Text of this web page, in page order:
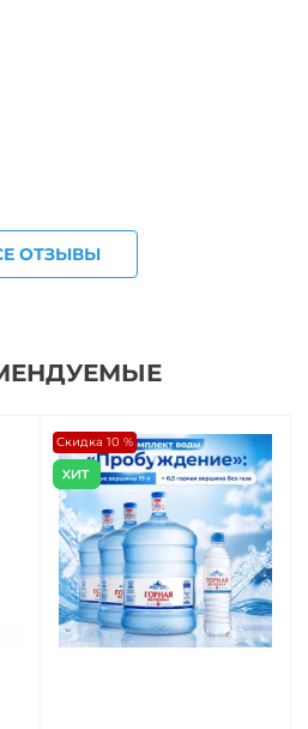
ОТЗЫВЫ
Скидка 10 %